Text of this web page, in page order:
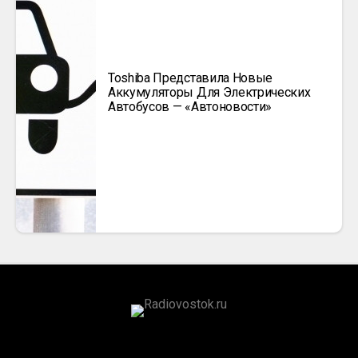
Toshiba Представила Новые
Аккумуляторы Для Электрических
Автобусов — «Автоновости»